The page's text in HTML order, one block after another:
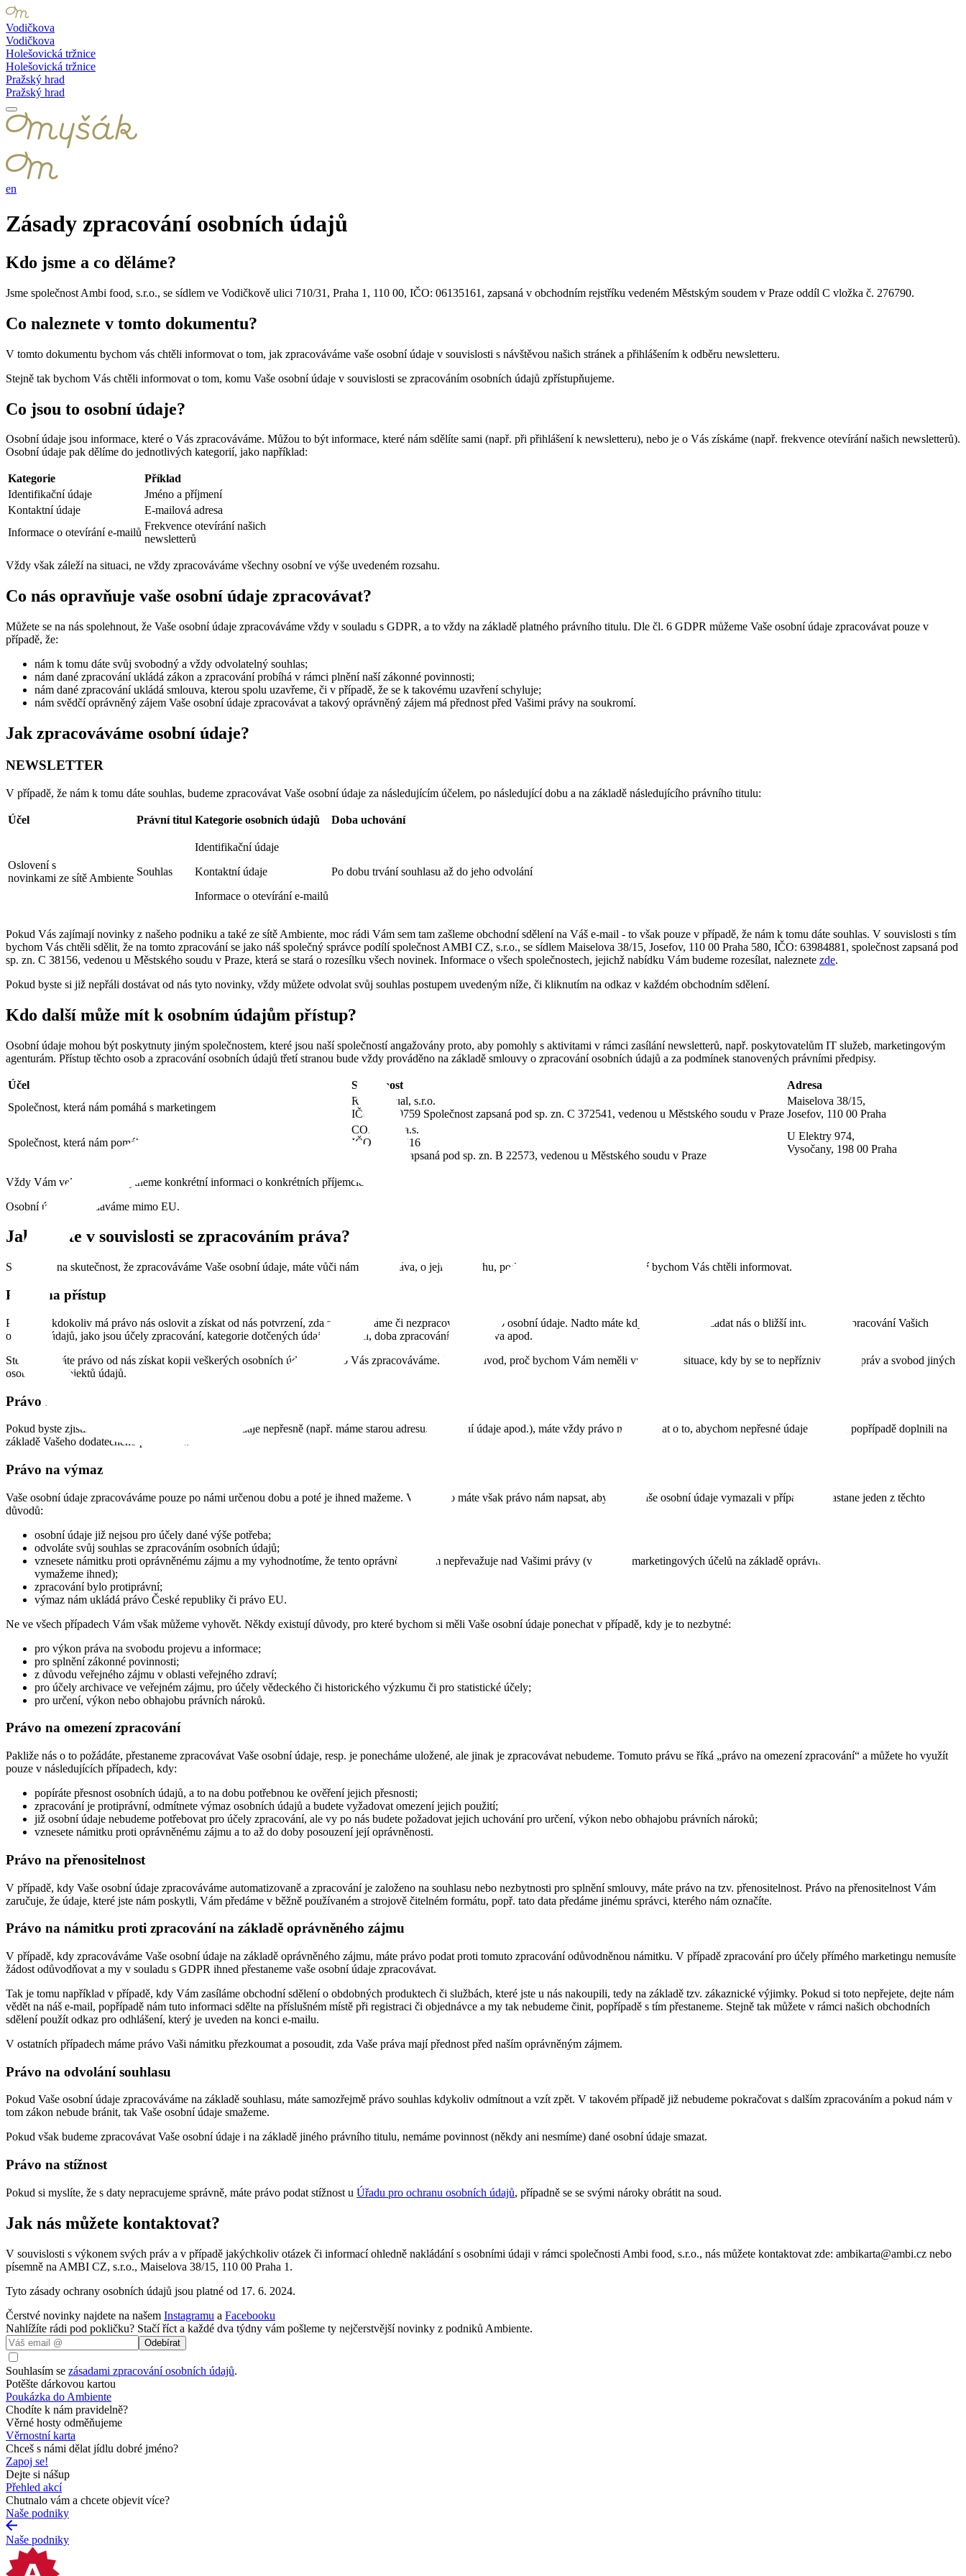
Vodičkova
Vodičkova
Holešovická tržnice
Holešovická tržnice
Pražský hrad
Pražský hrad
en
Zásady zpracování osobních údajů
Kdo jsme a co děláme?
Jsme společnost Ambi food, s.r.o., se sídlem ve Vodičkově ulici 710/31, Praha 1, 110 00, IČO: 06135161, zapsaná v obchodním rejstříku vedeném Městským soudem v Praze oddíl C vložka č. 276790.
Co naleznete v tomto dokumentu?
V tomto dokumentu bychom vás chtěli informovat o tom, jak zpracováváme vaše osobní údaje v souvislosti s návštěvou našich stránek a přihlášením k odběru newsletteru.
Stejně tak bychom Vás chtěli informovat o tom, komu Vaše osobní údaje v souvislosti se zpracováním osobních údajů zpřístupňujeme.
Co jsou to osobní údaje?
Osobní údaje jsou informace, které o Vás zpracováváme. Můžou to být informace, které nám sdělíte sami (např. při přihlášení k newsletteru), nebo je o Vás získáme (např. frekvence otevírání našich newsletterů).
Osobní údaje pak dělíme do jednotlivých kategorií, jako například:
Kategorie
Příklad
Identifikační údaje
Jméno a příjmení
Kontaktní údaje
E-mailová adresa
Informace o otevírání e-mailů
Frekvence otevírání našich
newsletterů
Vždy však záleží na situaci, ne vždy zpracováváme všechny osobní ve výše uvedeném rozsahu.
Co nás opravňuje vaše osobní údaje zpracovávat?
Můžete se na nás spolehnout, že Vaše osobní údaje zpracováváme vždy v souladu s GDPR, a to vždy na základě platného právního titulu. Dle čl. 6 GDPR můžeme Vaše osobní údaje zpracovávat pouze v
případě, že:
nám k tomu dáte svůj svobodný a vždy odvolatelný souhlas;
nám dané zpracování ukládá zákon a zpracování probíhá v rámci plnění naší zákonné povinnosti;
nám dané zpracování ukládá smlouva, kterou spolu uzavřeme, či v případě, že se k takovému uzavření schyluje;
nám svědčí oprávněný zájem Vaše osobní údaje zpracovávat a takový oprávněný zájem má přednost před Vašimi právy na soukromí.
Jak zpracováváme osobní údaje?
NEWSLETTER
V případě, že nám k tomu dáte souhlas, budeme zpracovávat Vaše osobní údaje za následujícím účelem, po následující dobu a na základě následujícího právního titulu:
Účel Právní titul Kategorie osobních údajů Doba uchování
Oslovení s
novinkami ze sítě Ambiente
Souhlas
Identifikační údaje
Kontaktní údaje
Informace o otevírání e-mailů
Po dobu trvání souhlasu až do jeho odvolání
Pokud Vás zajímají novinky z našeho podniku a také ze sítě Ambiente, moc rádi Vám sem tam zašleme obchodní sdělení na Váš e-mail - to však pouze v případě, že nám k tomu dáte souhlas. V souvislosti s tím
bychom Vás chtěli sdělit, že na tomto zpracování se jako náš společný správce podílí společnost AMBI CZ, s.r.o., se sídlem Maiselova 38/15, Josefov, 110 00 Praha 580, IČO: 63984881, společnost zapsaná pod
sp. zn. C 38156, vedenou u Městského soudu v Praze, která se stará o rozesílku všech novinek. Informace o všech společnostech, jejichž nabídku Vám budeme rozesílat, naleznete zde.
Pokud byste si již nepřáli dostávat od nás tyto novinky, vždy můžete odvolat svůj souhlas postupem uvedeným níže, či kliknutím na odkaz v každém obchodním sdělení.
Kdo další může mít k osobním údajům přístup?
Osobní údaje mohou být poskytnuty jiným společnostem, které jsou naší společností angažovány proto, aby pomohly s aktivitami v rámci zasílání newsletterů, např. poskytovatelům IT služeb, marketingovým
agenturám. Přístup těchto osob a zpracování osobních údajů třetí stranou bude vždy prováděno na základě smlouvy o zpracování osobních údajů a za podmínek stanovených právními předpisy.
Účel Společnost
Adresa
Společnost, která nám pomáhá s marketingem
Readmanual, s.r.o.
IČO 17510759 Společnost zapsaná pod sp. zn. C 372541, vedenou u Městského soudu v Praze
Maiselova 38/15,
Josefov, 110 00 Praha
Společnost, která nám pomáhá s technickým zajištěním e-mailové rozesílky
CORTEX, a.s.
IČO 47125616
Společnost zapsaná pod sp. zn. B 22573, vedenou u Městského soudu v Praze
U Elektry 974,
Vysočany, 198 00 Praha
Vždy Vám velmi rádi poskytneme konkrétní informaci o konkrétních příjemcích.
Osobní údaje nepředáváme mimo EU.
Jaká máte v souvislosti se zpracováním práva?
S ohledem na skutečnost, že zpracováváme Vaše osobní údaje, máte vůči nám různá práva, o jejichž obsahu, podmínkách uplatnění a omezení bychom Vás chtěli informovat.
Právo na přístup
Prakticky kdokoliv má právo nás oslovit a získat od nás potvrzení, zda zpracováváme či nezpracováváme jeho osobní údaje. Nadto máte kdykoliv právo požádat nás o bližší informace o zpracování Vašich
osobních údajů, jako jsou účely zpracování, kategorie dotčených údajů, příjemci, doba zpracování, Vaše práva apod.
Stejně tak máte právo od nás získat kopii veškerých osobních údajů, které o Vás zpracováváme. Jediný důvod, proč bychom Vám neměli vyhovět, je situace, kdy by se to nepříznivě dotklo práv a svobod jiných
osob, resp. subjektů údajů.
Právo na opravu
Pokud byste zjistili, že zpracováváme Vaše osobní údaje nepřesně (např. máme starou adresu, kontaktní údaje apod.), máte vždy právo nás požádat o to, abychom nepřesné údaje opravili, popřípadě doplnili na
základě Vašeho dodatečného prohlášení.
Právo na výmaz
Vaše osobní údaje zpracováváme pouze po námi určenou dobu a poté je ihned mažeme. Vedle toho máte však právo nám napsat, abychom Vaše osobní údaje vymazali v případě, že nastane jeden z těchto
důvodů:
osobní údaje již nejsou pro účely dané výše potřeba;
odvoláte svůj souhlas se zpracováním osobních údajů;
vznesete námitku proti oprávněnému zájmu a my vyhodnotíme, že tento oprávněný zájem nepřevažuje nad Vašimi právy (v případě marketingových účelů na základě oprávněného zájmu tyto údaje
vymažeme ihned);
zpracování bylo protiprávní;
výmaz nám ukládá právo České republiky či právo EU.
Ne ve všech případech Vám však můžeme vyhovět. Někdy existují důvody, pro které bychom si měli Vaše osobní údaje ponechat v případě, kdy je to nezbytné:
pro výkon práva na svobodu projevu a informace;
pro splnění zákonné povinnosti;
z důvodu veřejného zájmu v oblasti veřejného zdraví;
pro účely archivace ve veřejném zájmu, pro účely vědeckého či historického výzkumu či pro statistické účely;
pro určení, výkon nebo obhajobu právních nároků.
Právo na omezení zpracování
Pakliže nás o to požádáte, přestaneme zpracovávat Vaše osobní údaje, resp. je ponecháme uložené, ale jinak je zpracovávat nebudeme. Tomuto právu se říká „právo na omezení zpracování“ a můžete ho využít
pouze v následujících případech, kdy:
popíráte přesnost osobních údajů, a to na dobu potřebnou ke ověření jejich přesnosti;
zpracování je protiprávní, odmítnete výmaz osobních údajů a budete vyžadovat omezení jejich použití;
již osobní údaje nebudeme potřebovat pro účely zpracování, ale vy po nás budete požadovat jejich uchování pro určení, výkon nebo obhajobu právních nároků;
vznesete námitku proti oprávněnému zájmu a to až do doby posouzení její oprávněnosti.
Právo na přenositelnost
V případě, kdy Vaše osobní údaje zpracováváme automatizovaně a zpracování je založeno na souhlasu nebo nezbytnosti pro splnění smlouvy, máte právo na tzv. přenositelnost. Právo na přenositelnost Vám
zaručuje, že údaje, které jste nám poskytli, Vám předáme v běžně používaném a strojově čitelném formátu, popř. tato data předáme jinému správci, kterého nám označíte.
Právo na námitku proti zpracování na základě oprávněného zájmu
V případě, kdy zpracováváme Vaše osobní údaje na základě oprávněného zájmu, máte právo podat proti tomuto zpracování odůvodněnou námitku. V případě zpracování pro účely přímého marketingu nemusíte
žádost odůvodňovat a my v souladu s GDPR ihned přestaneme vaše osobní údaje zpracovávat.
Tak je tomu například v případě, kdy Vám zasíláme obchodní sdělení o obdobných produktech či službách, které jste u nás nakoupili, tedy na základě tzv. zákaznické výjimky. Pokud si toto nepřejete, dejte nám
vědět na náš e-mail, popřípadě nám tuto informaci sdělte na příslušném místě při registraci či objednávce a my tak nebudeme činit, popřípadě s tím přestaneme. Stejně tak můžete v rámci našich obchodních
sdělení použít odkaz pro odhlášení, který je uveden na konci e-mailu.
V ostatních případech máme právo Vaši námitku přezkoumat a posoudit, zda Vaše práva mají přednost před naším oprávněným zájmem.
Právo na odvolání souhlasu
Pokud Vaše osobní údaje zpracováváme na základě souhlasu, máte samozřejmě právo souhlas kdykoliv odmítnout a vzít zpět. V takovém případě již nebudeme pokračovat s dalším zpracováním a pokud nám v
tom zákon nebude bránit, tak Vaše osobní údaje smažeme.
Pokud však budeme zpracovávat Vaše osobní údaje i na základě jiného právního titulu, nemáme povinnost (někdy ani nesmíme) dané osobní údaje smazat.
Právo na stížnost
Pokud si myslíte, že s daty nepracujeme správně, máte právo podat stížnost u Úřadu pro ochranu osobních údajů, případně se se svými nároky obrátit na soud.
Jak nás můžete kontaktovat?
V souvislosti s výkonem svých práv a v případě jakýchkoliv otázek či informací ohledně nakládání s osobními údaji v rámci společnosti Ambi food, s.r.o., nás můžete kontaktovat zde: ambikarta@ambi.cz nebo
písemně na AMBI CZ, s.r.o., Maiselova 38/15, 110 00 Praha 1.
Tyto zásady ochrany osobních údajů jsou platné od 17. 6. 2024.
Čerstvé novinky najdete na našem Instagramu a Facebooku
Nahlížíte rádi pod pokličku? Stačí říct a každé dva týdny vám pošleme ty nejčerstvější novinky z podniků Ambiente.
Odebírat
Souhlasím se zásadami zpracování osobních údajů.
Potěšte dárkovou kartou
Poukázka do Ambiente
Chodíte k nám pravidelně?
Věrné hosty odměňujeme
Věrnostní karta
Chceš s námi dělat jídlu dobré jméno?
Zapoj se!
Dejte si nášup
Přehled akcí
Chutnalo vám a chcete objevit více?
Naše podniky
Naše podniky